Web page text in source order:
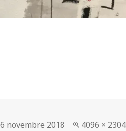
Publié
6 novembre 2018
Taille
4096 × 2304